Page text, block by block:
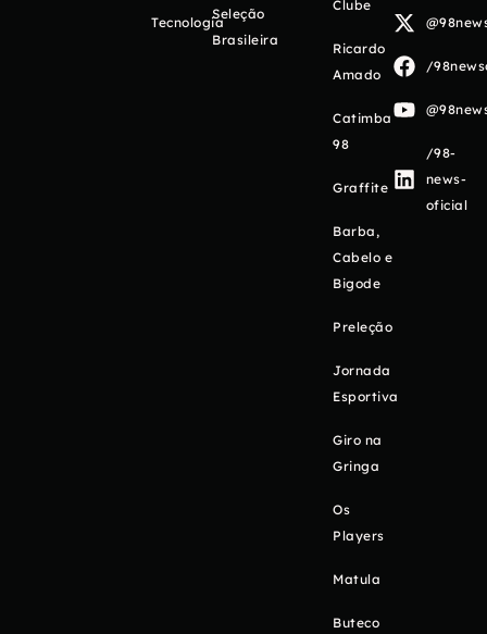
Tecnologia
Seleção
Brasileira
Clube
Ricardo
Amado
Catimba
98
Graffite
Barba,
Cabelo e
Bigode
Preleção
Jornada
Esportiva
Giro na
Gringa
Os
Players
Matula
Buteco
/
/98-
news-
oficial